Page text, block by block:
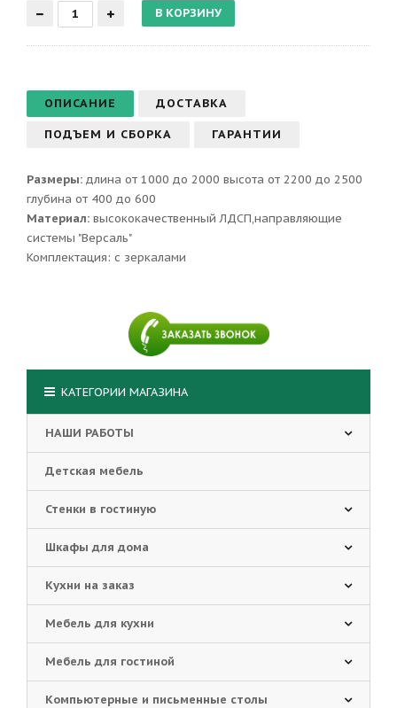
ОПИСАНИЕ ДОСТАВКА
ПОДЪЕМ И СБОРКА ГАРАНТИИ
Размеры: длина от 1000 до 2000 высота от 2200 до 2500
глубина от 400 до 600
Материал: высококачественный ЛДСП,направляющие
системы "Версаль"
Комплектация: с зеркалами
КАТЕГОРИИ МАГАЗИНА
НАШИ РАБОТЫ
Детская мебель
Стенки в гостиную
Шкафы для дома
Кухни на заказ
Мебель для кухни
Мебель для гостиной
Компьютерные и письменные столы